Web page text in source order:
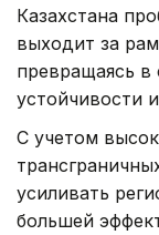
Казахстана
выходит за
превращаясь в
устойчивости
С учетом
усиливать
большей